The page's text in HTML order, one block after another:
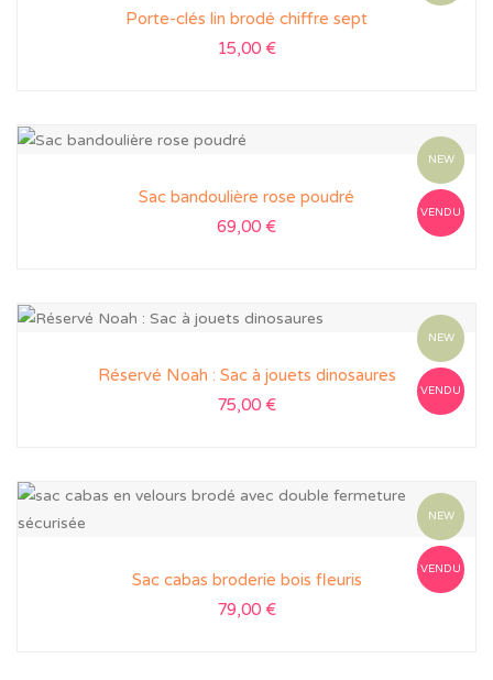
Porte-clés lin brodé chiffre sept
15,00 €
NEW
VENDU
Sac bandoulière rose poudré
69,00 €
NEW
VENDU
Réservé Noah : Sac à jouets dinosaures
75,00 €
NEW
VENDU
Sac cabas broderie bois fleuris
79,00 €